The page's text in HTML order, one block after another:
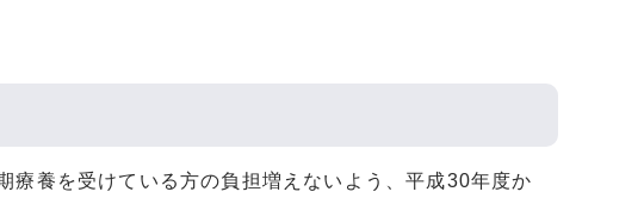
養を受けている方の負担増えないよう、平成30年度か